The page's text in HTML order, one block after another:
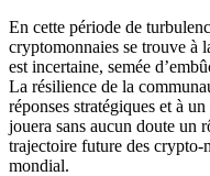
En cette période de
cryptomonnaies se trouve à
est incertaine, semée
La résilience de la
réponses stratégiques et à
jouera sans aucun doute un
trajectoire future des crypto-
mondial.